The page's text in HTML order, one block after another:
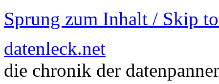
Sprung zum Inhalt / Skip
datenleck.net
die chronik der